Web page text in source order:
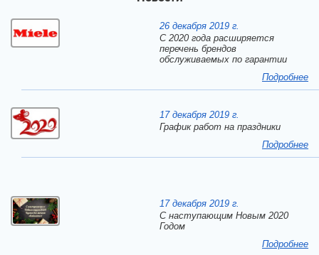
26 декабря 2019 г.
С 2020 года расширяется
перечень брендов
обслуживаемых по гарантии
Подробнее
17 декабря 2019 г.
График работ на праздники
Подробнее
17 декабря 2019 г.
C наступающим Новым 2020
Годом
Подробнее